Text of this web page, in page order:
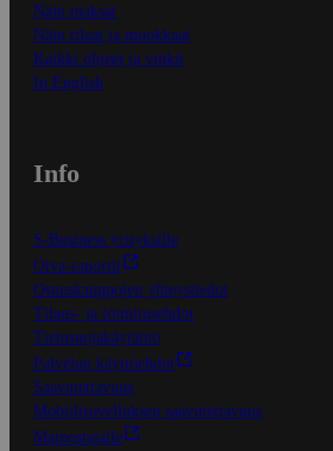
Näin maksat
Näin tilaat ja muokkaat
Kaikki ohjeet ja vinkit
In English
Info
S-Business yrityksille
Oiva-raportit
Osuuskauppojen yhteystiedot
Tilaus- ja toimitusehdot
Tietosuojakäytäntö
Palvelun käyttöehdot
Saavutettavuus
Mobiilisovelluksen saavutettavuus
Mainostajalle